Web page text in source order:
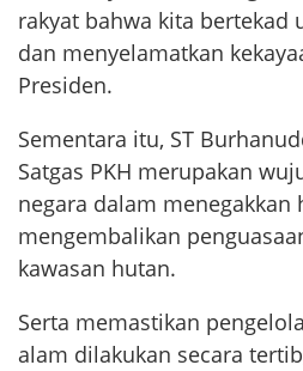
rakyat bahwa kita bertekad
dan menyelamatkan
Presiden.
Sementara itu, ST
Satgas PKH merupakan
negara dalam menegakkan
mengembalikan
kawasan hutan.
Serta memastikan
alam dilakukan secara